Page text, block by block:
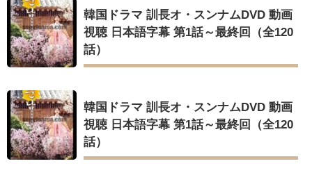
Powered by livedoor 相互RSS
韓国ドラマ 訓長オ・スンナムDVD 動画
視聴 日本語字幕 第1話～最終回（全120
話）
韓国ドラマ 訓長オ・スンナムDVD 動画
視聴 日本語字幕 第1話～最終回（全120
話）